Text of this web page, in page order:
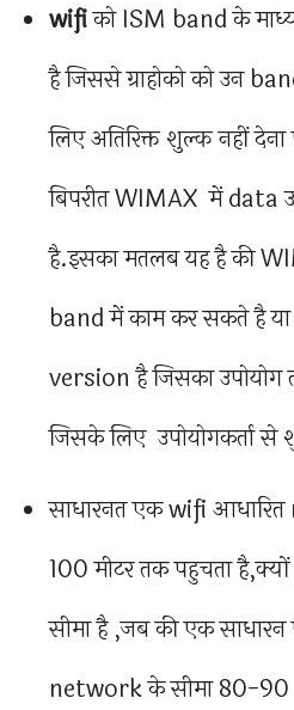
wifiको ISM band के
है जिससे ग्राहोको को उन
लिए अतिरिक्त शुल्क नहीं
बिपरीत WIMAX में data
है.इसका मतलब यह है की
band में काम कर सकते है या
version है जिसका
जिसके लिए उपोयोगकर्ता से
साधारनत एक wifi
100 मीटर तक पहुचता
सीमा है ,जब की एक
network के सीमा 80-